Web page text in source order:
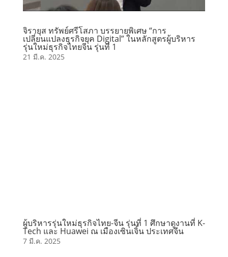
จิรายุส ทรัพย์ศรีโสภา บรรยายพิเศษ “การ
เปลี่ยนแปลงธุรกิจยุค Digital” ในหลักสูตรผู้บริหาร
รุ่นใหม่ธุรกิจไทยจีน รุ่นที่ 1
21 มี.ค. 2025
ผู้บริหารรุ่นใหม่ธุรกิจไทย-จีน รุ่นที่ 1 ศึกษาดูงานที่ K-
Tech และ Huawei ณ เมืองเซินเจิ้น ประเทศจีน
7 มี.ค. 2025